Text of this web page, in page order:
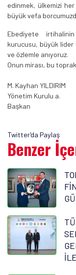
edinmek, ülkemizi
büyük vefa
Ebediyete
kurucusu, büyük lider
ve özlemle anıyoruz.
Onun mirası, bu
M. Kayhan YILDIRIM
Yönetim Kurulu a.
Başkan
Twitter'da Paylaş
Benzer